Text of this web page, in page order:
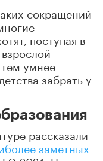
сокращений
поступая в
умнее
забрать у
рассказали
заметных